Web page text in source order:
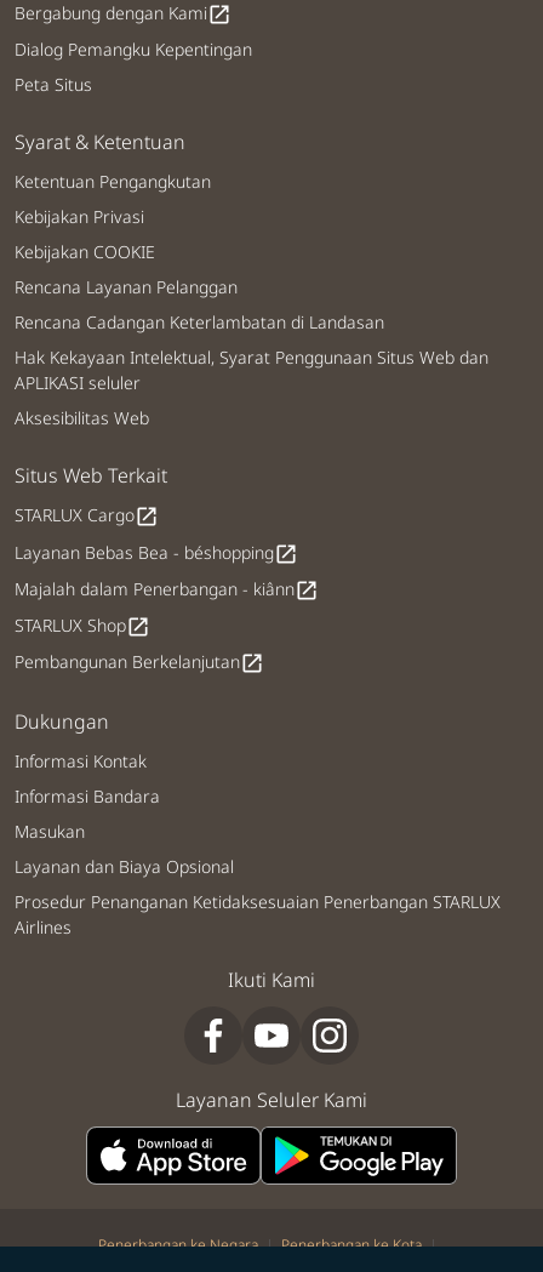
Bergabung dengan Kamiopen_in_new
Dialog Pemangku Kepentingan
Peta Situs
Syarat & Ketentuan
Ketentuan Pengangkutan
Kebijakan Privasi
Kebijakan COOKIE
Rencana Layanan Pelanggan
Rencana Cadangan Keterlambatan di Landasan
Hak Kekayaan Intelektual, Syarat Penggunaan Situs Web dan
APLIKASI seluler
Aksesibilitas Web
Situs Web Terkait
STARLUX Cargoopen_in_new
Layanan Bebas Bea - béshoppingopen_in_new
Majalah dalam Penerbangan - kiânnopen_in_new
STARLUX Shopopen_in_new
Pembangunan Berkelanjutanopen_in_new
Dukungan
Informasi Kontak
Informasi Bandara
Masukan
Layanan dan Biaya Opsional
Prosedur Penanganan Ketidaksesuaian Penerbangan STARLUX
Airlines
Ikuti Kami
Layanan Seluler Kami
Penerbangan ke Negara | Penerbangan ke Kota |